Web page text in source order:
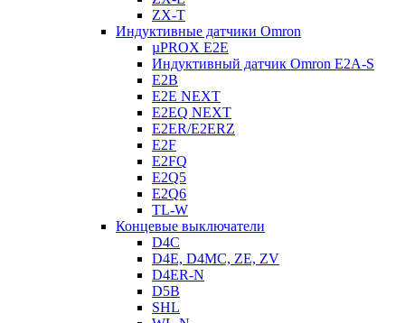
ZX-T
Индуктивные датчики Omron
µPROX E2E
Индуктивный датчик Omron E2A-S
E2B
E2E NEXT
E2EQ NEXT
E2ER/E2ERZ
E2F
E2FQ
E2Q5
E2Q6
TL-W
Концевые выключатели
D4C
D4E, D4MC, ZE, ZV
D4ER-N
D5B
SHL